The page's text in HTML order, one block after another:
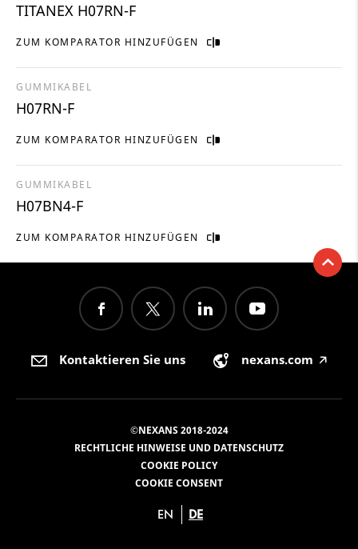
ZUM KOMPARATOR HINZUFÜGEN
TITANEX H07RN-F
ZUM KOMPARATOR HINZUFÜGEN
GUMMIKABEL
H07RN-F
ZUM KOMPARATOR HINZUFÜGEN
GUMMIKABEL
H07BN4-F
Kontaktieren Sie uns nexans.com 🡥
©NEXANS 2018-2024
RECHTLICHE HINWEISE UND DATENSCHUTZ
COOKIE POLICY
COOKIE CONSENT
EN DE